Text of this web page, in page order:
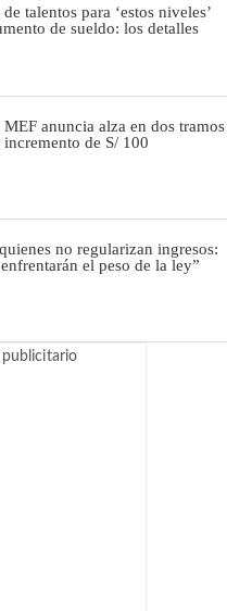
talentos para ‘estos niveles’
de sueldo: los detalles
anuncia alza en dos tramos
de S/ 100
no regularizan ingresos:
el peso de la ley”